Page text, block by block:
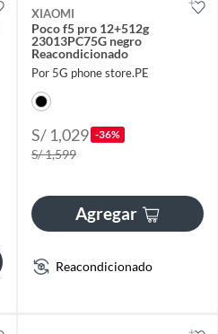
XIAOMI
Poco f5 pro 12+512g
23013PC75G negro
Reacondicionado
Por 5G phone store.PE
S/ 1,029 -36%
S/ 1,599
Agregar
Reacondicionado